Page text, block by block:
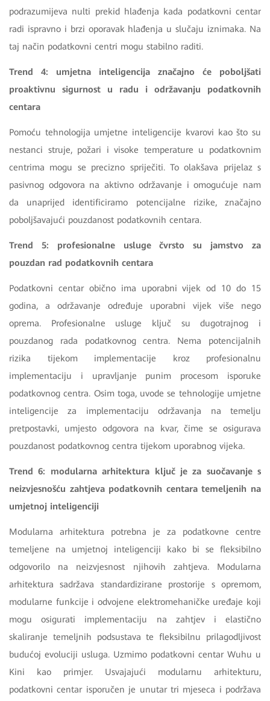
podrazumijeva nulti prekid hlađenja kada podatkovni centar
radi ispravno i brzi oporavak hlađenja u slučaju iznimaka. Na
taj način podatkovni centri mogu stabilno raditi.
Trend 4: umjetna inteligencija značajno će poboljšati
proaktivnu sigurnost u radu i održavanju podatkovnih
centara
Pomoću tehnologija umjetne inteligencije kvarovi kao što su
nestanci struje, požari i visoke temperature u podatkovnim
centrima mogu se precizno spriječiti. To olakšava prijelaz s
pasivnog odgovora na aktivno održavanje i omogućuje nam
da unaprijed identificiramo potencijalne rizike, značajno
poboljšavajući pouzdanost podatkovnih centara.
Trend 5: profesionalne usluge čvrsto su jamstvo za
pouzdan rad podatkovnih centara
Podatkovni centar obično ima uporabni vijek od 10 do 15
godina, a održavanje određuje uporabni vijek više nego
oprema. Profesionalne usluge ključ su dugotrajnog i
pouzdanog rada podatkovnog centra. Nema potencijalnih
rizika tijekom implementacije kroz profesionalnu
implementaciju i upravljanje punim procesom isporuke
podatkovnog centra. Osim toga, uvode se tehnologije umjetne
inteligencije za implementaciju održavanja na temelju
pretpostavki, umjesto odgovora na kvar, čime se osigurava
pouzdanost podatkovnog centra tijekom uporabnog vijeka.
Trend 6: modularna arhitektura ključ je za suočavanje s
neizvjesnošću zahtjeva podatkovnih centara temeljenih na
umjetnoj inteligenciji
Modularna arhitektura potrebna je za podatkovne centre
temeljene na umjetnoj inteligenciji kako bi se fleksibilno
odgovorilo na neizvjesnost njihovih zahtjeva. Modularna
arhitektura sadržava standardizirane prostorije s opremom,
modularne funkcije i odvojene elektromehaničke uređaje koji
mogu osigurati implementaciju na zahtjev i elastično
skaliranje temeljnih podsustava te fleksibilnu prilagodljivost
budućoj evoluciji usluga. Uzmimo podatkovni centar Wuhu u
Kini kao primjer. Usvajajući modularnu arhitekturu,
podatkovni centar isporučen je unutar tri mjeseca i podržava